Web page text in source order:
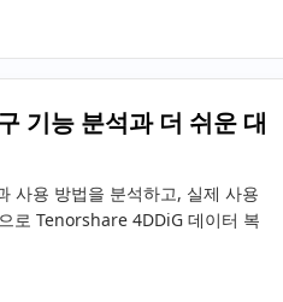
기능 분석과 더 쉬운 대
사용 방법을 분석하고, 실제 사용
로 Tenorshare 4DDiG 데이터 복